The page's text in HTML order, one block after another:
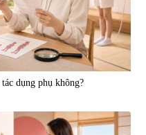
dụng phụ không?